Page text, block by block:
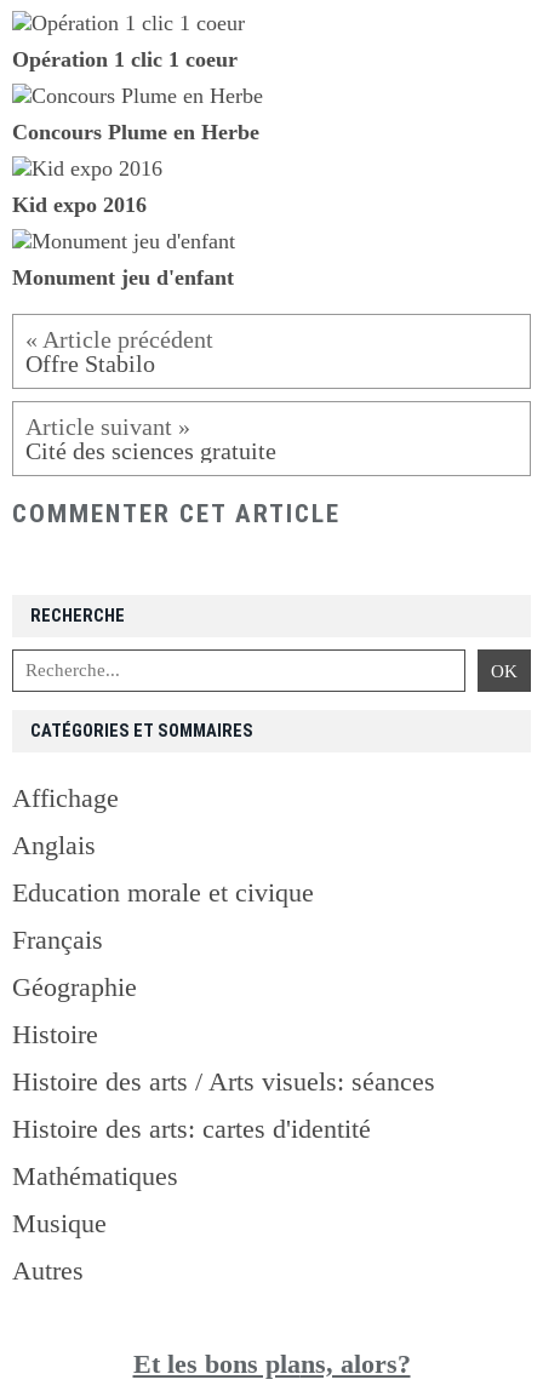
Opération 1 clic 1 coeur
Concours Plume en Herbe
Kid expo 2016
Monument jeu d'enfant
Offre Stabilo
Cité des sciences gratuite
COMMENTER CET ARTICLE
RECHERCHE
CATÉGORIES ET SOMMAIRES
Affichage
Anglais
Education morale et civique
Français
Géographie
Histoire
Histoire des arts / Arts visuels: séances
Histoire des arts: cartes d'identité
Mathématiques
Musique
Autres
Et les bons plans, alors?